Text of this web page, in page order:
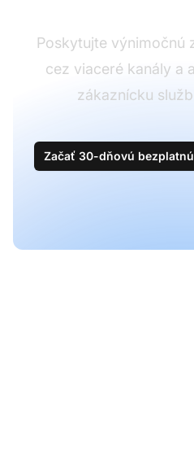
Poskytujte výnimočnú
cez viaceré kanály a
zákaznícku
Začať 30-dňovú